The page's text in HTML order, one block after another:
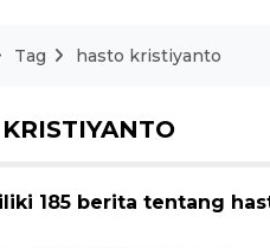
Tag hasto kristiyanto
185 berita tentang